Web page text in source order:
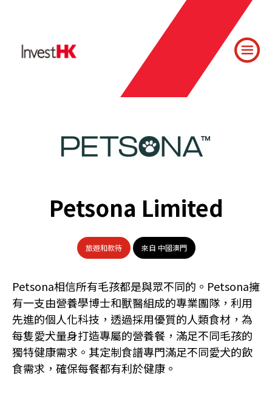
Petsona Limited
旅遊和款待 來自 中國澳門
Petsona相信所有毛孩都是與眾不同的。Petsona擁
有一支由營養學博士和獸醫組成的專業團隊，利用
先進的個人化科技，透過採用優質的人類食材，為
每隻愛犬量身打造專屬的營養餐，滿足不同毛孩的
獨特健康需求。其定制食譜專門滿足不同愛犬的飲
食需求，確保每餐都有利於健康。